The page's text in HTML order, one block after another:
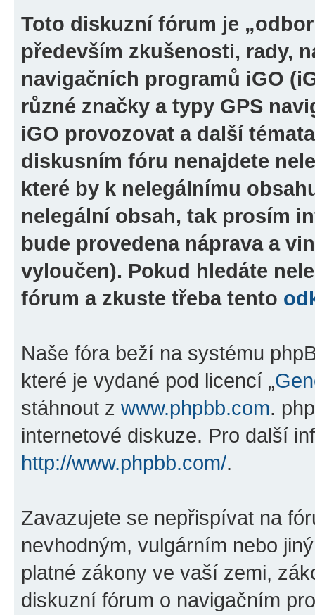
Toto diskuzní fórum je
především zkušenosti, rady,
navigačních programů iGO
různé značky a typy GPS
iGO provozovat a další
diskusním fóru nenajdete
které by k nelegálnímu
nelegální obsah, tak prosím
bude provedena náprava a
vyloučen). Pokud hledáte
fórum a zkuste třeba tento
Naše fóra beží na systému
které je vydané pod licencí „
stáhnout z www.phpbb.com.
internetové diskuze. Pro další
http://www.phpbb.com/.
Zavazujete se nepřispívat na
nevhodným, vulgárním nebo
platné zákony ve vaší zemi,
diskuzní fórum o navigačním